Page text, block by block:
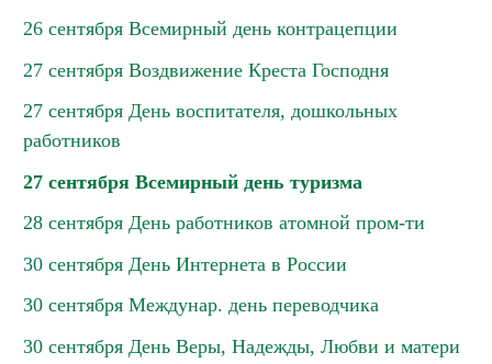
26 сентября Всемирный день контрацепции
27 сентября Воздвижение Креста Господня
27 сентября День воспитателя, дошкольных
работников
27 сентября Всемирный день туризма
28 сентября День работников атомной пром-ти
30 сентября День Интернета в России
30 сентября Междунар. день переводчика
30 сентября День Веры, Надежды, Любви и матери